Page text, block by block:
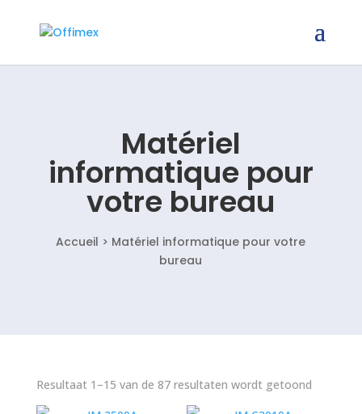
Matériel
informatique pour
votre bureau
Accueil > Matériel informatique pour votre
bureau
Resultaat 1–15 van de 87 resultaten wordt getoond